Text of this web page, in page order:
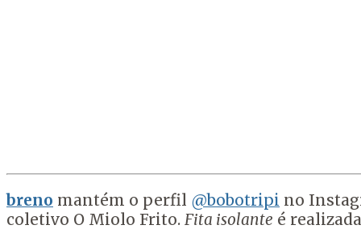
breno mantém o perfil @bobotripi no
coletivo O Miolo Frito. Fita isolante é